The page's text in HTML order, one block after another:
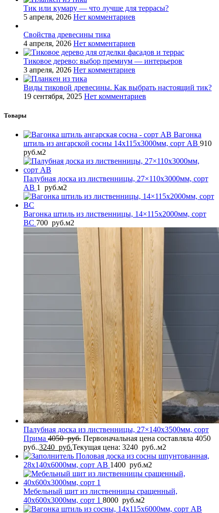
Тик или кумару — что лучше для террасы?
5 апреля, 2026 Нет комментариев
Свойства древесины тика
4 апреля, 2026 Нет комментариев
Тиковое дерево: выбор премиум — интерьеров
3 апреля, 2026 Нет комментариев
Виды тиковой древесины. Как выбрать настоящий тик?
19 сентября, 2025 Нет комментариев
Товары
Вагонка
штиль из ангарской сосны 14x115x3000мм, сорт AB 910
руб.м2
Палубная доска из лиственницы, 27×110x3000мм, сорт
AB 1 руб.м2
Вагонка штиль из лиственницы, 14×115x2000мм, сорт
BС 700 руб.м2
Палубная доска из лиственницы, 27×140x3500мм, сорт
Прима 4050руб. Первоначальная цена составляла 4050
руб..3240 руб.Текущая цена: 3240 руб..м2
Половая доска из сосны шпунтованная,
28x140x6000мм, сорт AB 1400 руб.м2
Мебельный щит из лиственницы сращенный,
40x600x3000мм, сорт 1 8000 руб.м2